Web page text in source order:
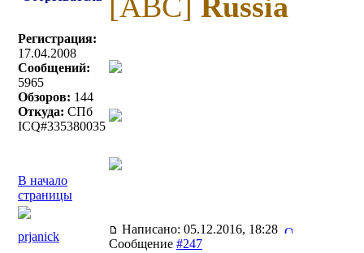
Регистрация:
17.04.2008
Сообщений:
5965
Обзоров: 144
Откуда: СПб
ICQ#335380035
В начало
страницы
prjanick
Написано: 05.12.2016, 18:28
Сообщение #247